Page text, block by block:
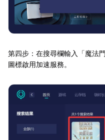
第四步：在搜尋欄輸入「魔法
圖標啟用加速服務。